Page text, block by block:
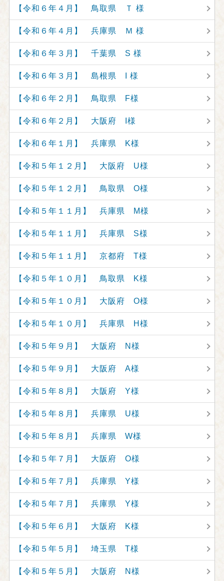
【令和６年４月】 鳥取県 Ｔ 様
【令和６年４月】 兵庫県 Ｍ 様
【令和６年３月】 千葉県 S 様
【令和６年３月】 島根県 I 様
【令和６年２月】 鳥取県 F様
【令和６年２月】 大阪府 I様
【令和６年１月】 兵庫県 K様
【令和５年１２月】 大阪府 U様
【令和５年１２月】 鳥取県 O様
【令和５年１１月】 兵庫県 M様
【令和５年１１月】 兵庫県 S様
【令和５年１１月】 京都府 T様
【令和５年１０月】 鳥取県 K様
【令和５年１０月】 大阪府 O様
【令和５年１０月】 兵庫県 H様
【令和５年９月】 大阪府 N様
【令和５年９月】 大阪府 A様
【令和５年８月】 大阪府 Y様
【令和５年８月】 兵庫県 U様
【令和５年８月】 兵庫県 W様
【令和５年７月】 大阪府 O様
【令和５年７月】 兵庫県 Y様
【令和５年７月】 兵庫県 Y様
【令和５年６月】 大阪府 K様
【令和５年５月】 埼玉県 T様
【令和５年５月】 大阪府 N様